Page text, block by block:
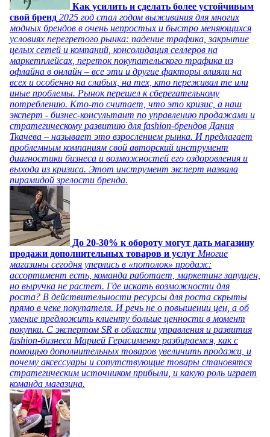
Как усилить и сделать более устойчивым
свой бренд 2025 год стал годом выживания для многих
модных брендов в очень непростых и быстро меняющихся
условиях перегретого рынка: падение трафика, закрытие
целых сетей и компаний, консолидация селлеров на
маркетплейсах, переток покупательского трафика из
офлайна в онлайн – все эти и другие факторы влияли на
всех и особенно на слабых, на тех, кто переживал те или
иные проблемы. Рынок перешел к сберегательному
потреблению. Кто-то считает, что это кризис, а наш
эксперт - бизнес-консультант по управлению продажами и
стратегическому развитию для fashion-брендов Дания
Ткачева – называет это взрослением рынка. И предлагает
проблемным компаниям свой авторский инструмент
диагностики бизнеса и возможностей его оздоровления и
выхода из кризиса. Этот инструмент эксперт назвала
пирамидой зрелости бренда.
До 20-30% к обороту могут дать магазину
продажи дополнительных товаров и услуг Многие
магазины сегодня уперлись в «потолок» продаж:
ассортимент есть, команда работает, маркетинг запущен,
но выручка не растет. Где искать возможности для
роста? В действительности ресурсы для роста скрыты
прямо в чеке покупателя. И речь не о повышении цен, а об
умение предложить клиенту больше ценности в момент
покупки. С экспертом SR в области управления и развития
fashion-бизнеса Марией Герасименко разбираемся, как с
помощью дополнительных товаров увеличить продажи, и
почему аксессуары и сопутствующие товары становятся
стратегическим источником прибыли, и какую роль играет
команда магазина.